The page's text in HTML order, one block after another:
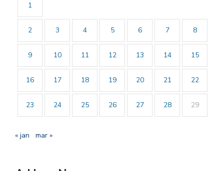
1
2 3 4 5 6 7 8
9 10 11 12 13 14 15
16 17 18 19 20 21 22
23 24 25 26 27 28 29
« jan mar »